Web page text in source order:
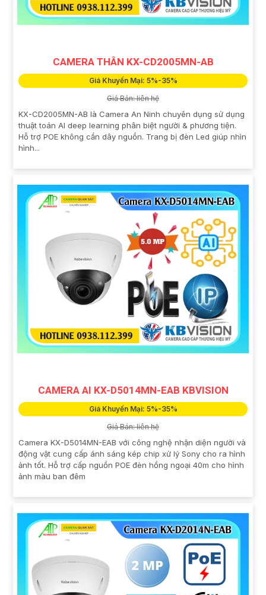
CAMERA THÂN KX-CD2005MN-AB
Giá Khuyến Mại: 5%-35%
Giá Bán: liên hệ
KX-CD2005MN-AB là Camera An Ninh chuyên dụng sử dụng
thuật toán AI deep learning phân biệt người & phương tiện.
Hỗ trợ POE không cần dây nguồn. Trang bị đèn Led giúp nhìn
hình...
CAMERA AI KX-D5014MN-EAB KBVISION
Giá Khuyến Mại: 5%-35%
Giá Bán: liên hệ
Camera KX-D5014MN-EAB với công nghệ nhận diện người và
động vật cung cấp ánh sáng kép chip xử lý Sony cho ra hình
ảnh tốt. Hỗ trợ cấp nguồn POE đèn hồng ngoại 40m cho hình
ảnh màu ban đêm